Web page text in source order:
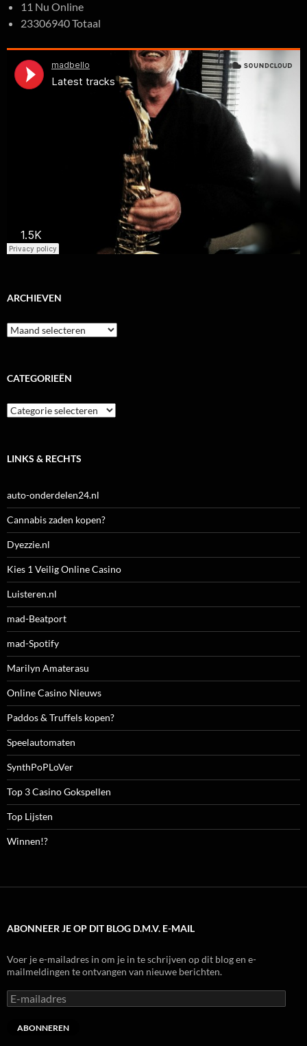
11 Nu Online
23306940 Totaal
ARCHIEVEN
Archieven
CATEGORIEËN
Categorieën
LINKS & RECHTS
auto-onderdelen24.nl
Cannabis zaden kopen?
Dyezzie.nl
Kies 1 Veilig Online Casino
Luisteren.nl
mad-Beatport
mad-Spotify
Marilyn Amaterasu
Online Casino Nieuws
Paddos & Truffels kopen?
Speelautomaten
SynthPoPLoVer
Top 3 Casino Gokspellen
Top Lijsten
Winnen!?
ABONNEER JE OP DIT BLOG D.M.V. E-MAIL
Voer je e-mailadres in om je in te schrijven op dit blog en e-
mailmeldingen te ontvangen van nieuwe berichten.
E-
mailadres
ABONNEREN